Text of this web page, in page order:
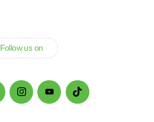
Follow us on